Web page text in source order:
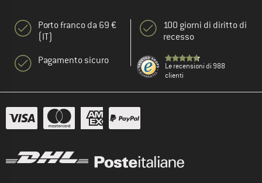
Porto franco da 69 €
(IT)
Pagamento sicuro
100 giorni di diritto di
recesso
Le recensioni di 988
clienti